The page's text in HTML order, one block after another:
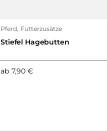
Pferd, Futterzusätze
Stiefel Hagebutten
ab 7,90€